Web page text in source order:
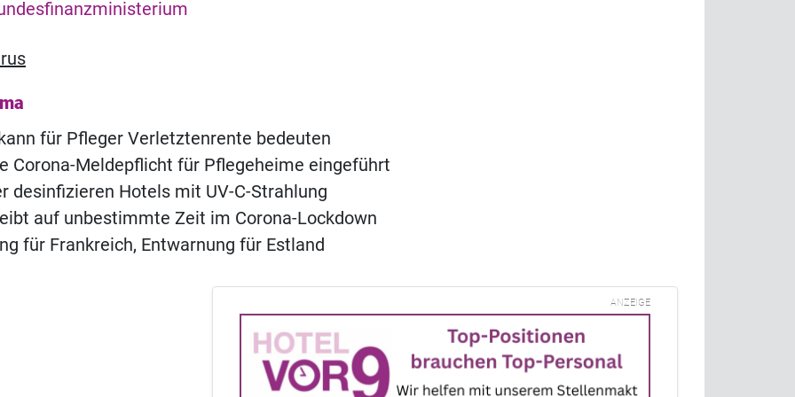
für Pfleger Verletztenrente bedeuten
Corona-Meldepflicht für Pflegeheime eingeführt
desinfizieren Hotels mit UV-C-Strahlung
auf unbestimmte Zeit im Corona-Lockdown
für Frankreich, Entwarnung für Estland
ANZEIGE